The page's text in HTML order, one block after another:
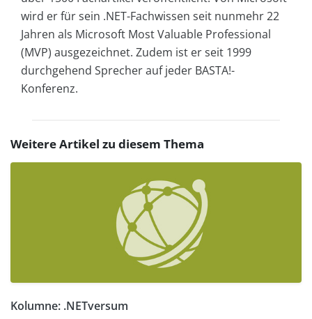
wird er für sein .NET-Fachwissen seit nunmehr 22
Jahren als Microsoft Most Valuable Professional
(MVP) ausgezeichnet. Zudem ist er seit 1999
durchgehend Sprecher auf jeder BASTA!-
Konferenz.
Weitere Artikel zu diesem Thema
Kolumne: .NETversum